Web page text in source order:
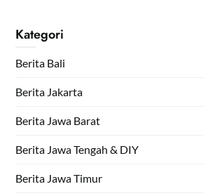
Kategori
Berita Bali
Berita Jakarta
Berita Jawa Barat
Berita Jawa Tengah & DIY
Berita Jawa Timur